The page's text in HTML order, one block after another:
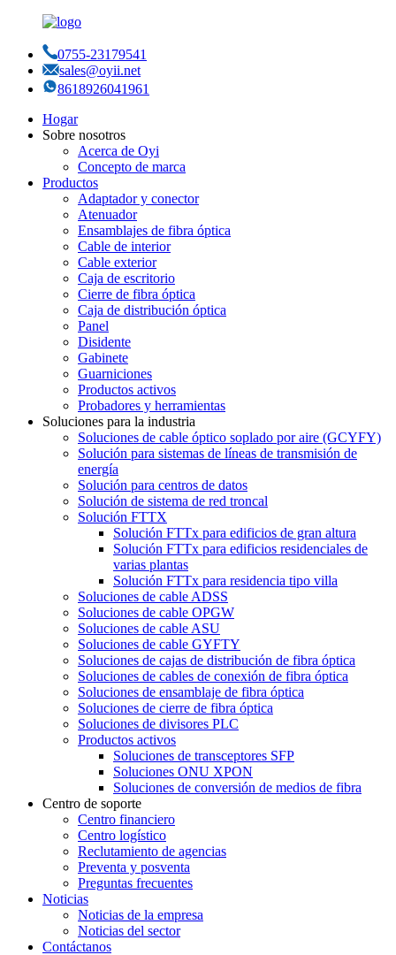
0755-23179541
sales@oyii.net
8618926041961
Hogar
Sobre nosotros
Acerca de Oyi
Concepto de marca
Productos
Adaptador y conector
Atenuador
Ensamblajes de fibra óptica
Cable de interior
Cable exterior
Caja de escritorio
Cierre de fibra óptica
Caja de distribución óptica
Panel
Disidente
Gabinete
Guarniciones
Productos activos
Probadores y herramientas
Soluciones para la industria
Soluciones de cable óptico soplado por aire (GCYFY)
Solución para sistemas de líneas de transmisión de
energía
Solución para centros de datos
Solución de sistema de red troncal
Solución FTTX
Solución FTTx para edificios de gran altura
Solución FTTx para edificios residenciales de
varias plantas
Solución FTTx para residencia tipo villa
Soluciones de cable ADSS
Soluciones de cable OPGW
Soluciones de cable ASU
Soluciones de cable GYFTY
Soluciones de cajas de distribución de fibra óptica
Soluciones de cables de conexión de fibra óptica
Soluciones de ensamblaje de fibra óptica
Soluciones de cierre de fibra óptica
Soluciones de divisores PLC
Productos activos
Soluciones de transceptores SFP
Soluciones ONU XPON
Soluciones de conversión de medios de fibra
Centro de soporte
Centro financiero
Centro logístico
Reclutamiento de agencias
Preventa y posventa
Preguntas frecuentes
Noticias
Noticias de la empresa
Noticias del sector
Contáctanos